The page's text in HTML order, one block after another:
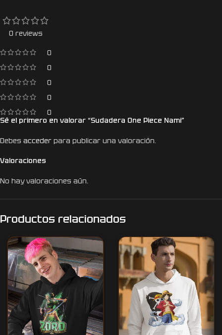
0 reviews
0
0
0
0
0
Valoraciones
No hay valoraciones aún.
Sé el primero en valorar “Sudadera One Piece Nami”
Debes acceder para publicar una valoración.
Productos relacionados